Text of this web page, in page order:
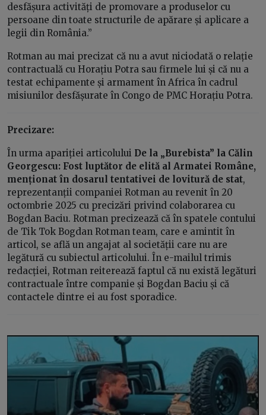
desfășura activități de promovare a produselor cu
persoane din toate structurile de apărare și aplicare a
legii din România.”
Rotman au mai precizat că nu a avut niciodată o relație
contractuală cu Horațiu Potra sau firmele lui și că nu a
testat echipamente și armament în Africa în cadrul
misiunilor desfășurate în Congo de PMC Horațiu Potra.
Precizare:
În urma apariției articolului De la „Burebista” la Călin
Georgescu: Fost luptător de elită al Armatei Române,
menționat în dosarul tentativei de lovitură de stat,
reprezentanții companiei Rotman au revenit în 20
octombrie 2025 cu precizări privind colaborarea cu
Bogdan Baciu. Rotman precizează că în spatele contului
de Tik Tok Bogdan Rotman team, care e amintit în
articol, se află un angajat al societății care nu are
legătură cu subiectul articolului. În e-mailul trimis
redacției, Rotman reiterează faptul că nu există legături
contractuale între companie și Bogdan Baciu și că
contactele dintre ei au fost sporadice.